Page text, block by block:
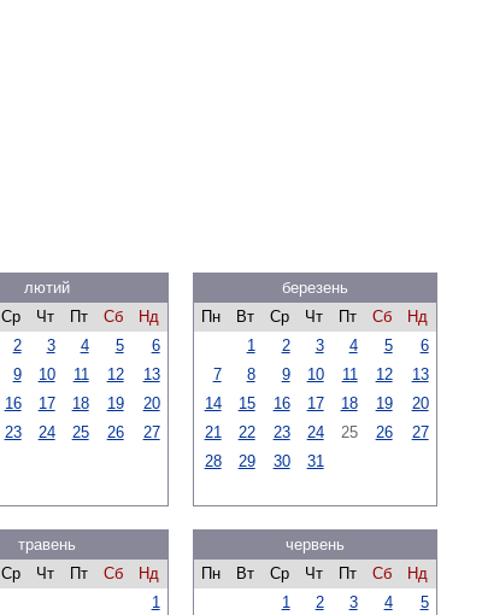
лютий
Ср Чт Пт Сб
Нд
2 3 4 5
6
9 10 11 12
13
16 17 18 19
20
23 24 25 26
27
березень
Пн
Вт Ср Чт Пт Сб
Нд
1
2 3 4 5
6
7
8 9 10 11 12
13
14
15 16 17 18 19
20
21
22 23 24 25 26
27
28
29 30 31
травень
Ср Чт Пт Сб
Нд
1
червень
Пн
Вт Ср Чт Пт Сб
Нд
1
2 3 4
5